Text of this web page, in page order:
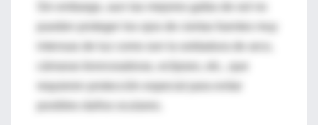
Sin embargo, aun las mejores gafas de sol no
pueden proteger los ojos de ciertas fuentes muy
requieren protección especial para evitar